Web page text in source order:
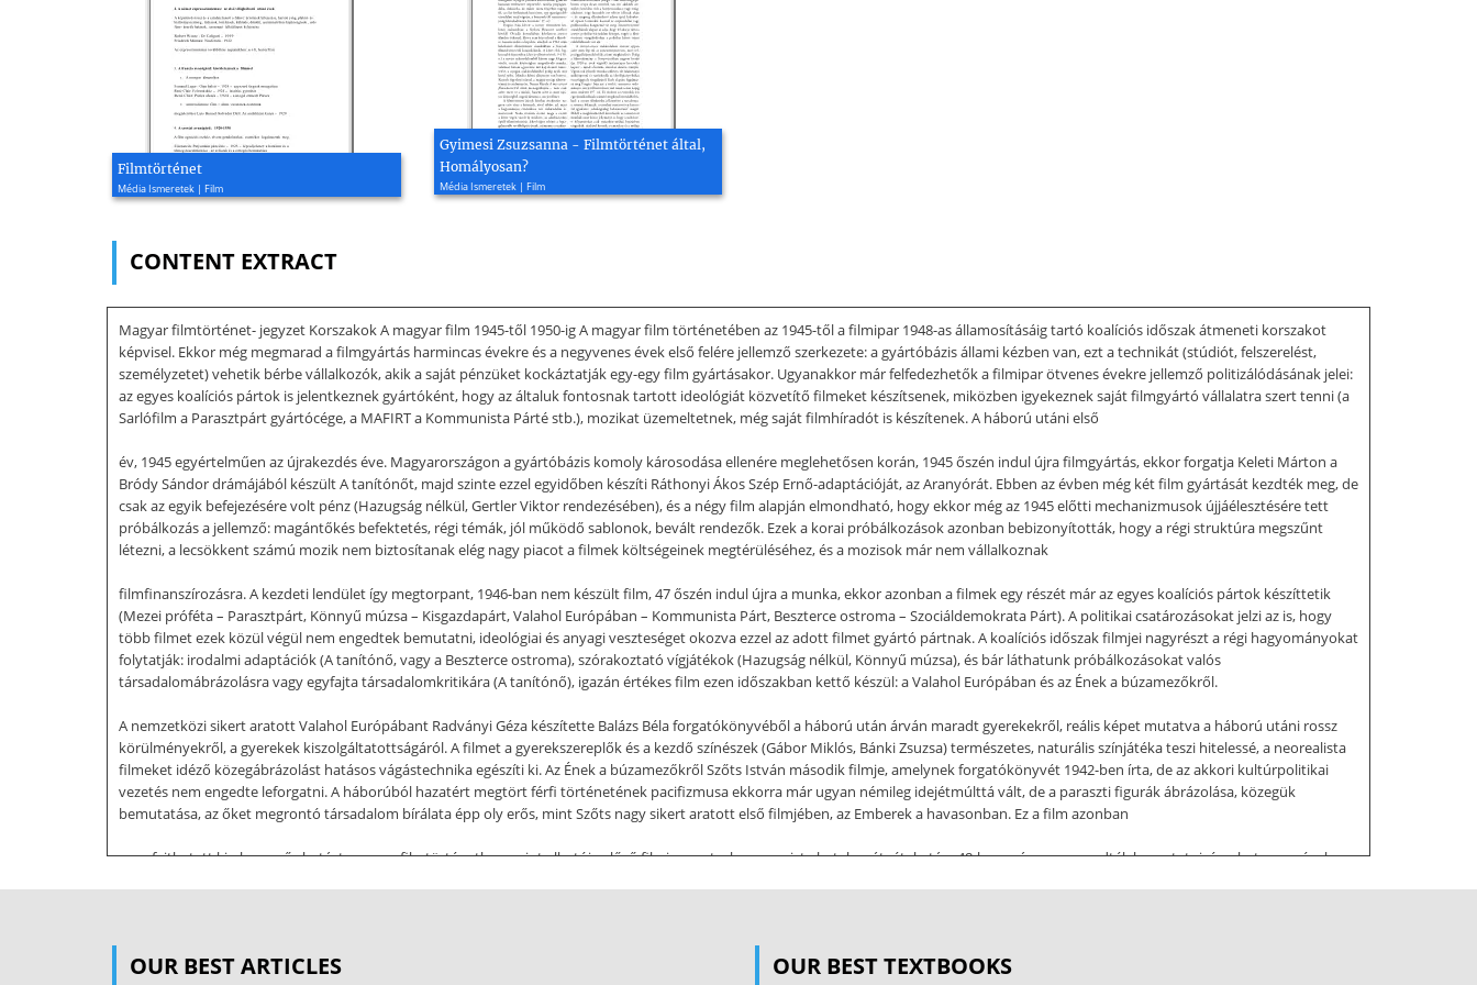
Filmtörténet
Média Ismeretek | Film
Gyimesi Zsuzsanna - Filmtörténet által,
Homályosan?
Média Ismeretek | Film
CONTENT EXTRACT
Magyar filmtörténet- jegyzet Korszakok A magyar film 1945-től 1950-ig A magyar film történetében az 1945-től a filmipar 1948-as államosításáig tartó koalíciós időszak átmeneti korszakot
képvisel. Ekkor még megmarad a filmgyártás harmincas évekre és a negyvenes évek első felére jellemző szerkezete: a gyártóbázis állami kézben van, ezt a technikát (stúdiót, felszerelést,
személyzetet) vehetik bérbe vállalkozók, akik a saját pénzüket kockáztatják egy-egy film gyártásakor. Ugyanakkor már felfedezhetők a filmipar ötvenes évekre jellemző politizálódásának jelei:
az egyes koalíciós pártok is jelentkeznek gyártóként, hogy az általuk fontosnak tartott ideológiát közvetítő filmeket készítsenek, miközben igyekeznek saját filmgyártó vállalatra szert tenni (a
Sarlófilm a Parasztpárt gyártócége, a MAFIRT a Kommunista Párté stb.), mozikat üzemeltetnek, még saját filmhíradót is készítenek. A háború utáni első
év, 1945 egyértelműen az újrakezdés éve. Magyarországon a gyártóbázis komoly károsodása ellenére meglehetősen korán, 1945 őszén indul újra filmgyártás, ekkor forgatja Keleti Márton a
Bródy Sándor drámájából készült A tanítónőt, majd szinte ezzel egyidőben készíti Ráthonyi Ákos Szép Ernő-adaptációját, az Aranyórát. Ebben az évben még két film gyártását kezdték meg, de
csak az egyik befejezésére volt pénz (Hazugság nélkül, Gertler Viktor rendezésében), és a négy film alapján elmondható, hogy ekkor még az 1945 előtti mechanizmusok újjáélesztésére tett
próbálkozás a jellemző: magántőkés befektetés, régi témák, jól működő sablonok, bevált rendezők. Ezek a korai próbálkozások azonban bebizonyították, hogy a régi struktúra megszűnt
létezni, a lecsökkent számú mozik nem biztosítanak elég nagy piacot a filmek költségeinek megtérüléséhez, és a mozisok már nem vállalkoznak
filmfinanszírozásra. A kezdeti lendület így megtorpant, 1946-ban nem készült film, 47 őszén indul újra a munka, ekkor azonban a filmek egy részét már az egyes koalíciós pártok készíttetik
(Mezei próféta – Parasztpárt, Könnyű múzsa – Kisgazdapárt, Valahol Európában – Kommunista Párt, Beszterce ostroma – Szociáldemokrata Párt). A politikai csatározásokat jelzi az is, hogy
több filmet ezek közül végül nem engedtek bemutatni, ideológiai és anyagi veszteséget okozva ezzel az adott filmet gyártó pártnak. A koalíciós időszak filmjei nagyrészt a régi hagyományokat
folytatják: irodalmi adaptációk (A tanítónő, vagy a Beszterce ostroma), szórakoztató vígjátékok (Hazugság nélkül, Könnyű múzsa), és bár láthatunk próbálkozásokat valós
társadalomábrázolásra vagy egyfajta társadalomkritikára (A tanítónő), igazán értékes film ezen időszakban kettő készül: a Valahol Európában és az Ének a búzamezőkről.
A nemzetközi sikert aratott Valahol Európábant Radványi Géza készítette Balázs Béla forgatókönyvéből a háború után árván maradt gyerekekről, reális képet mutatva a háború utáni rossz
körülményekről, a gyerekek kiszolgáltatottságáról. A filmet a gyerekszereplők és a kezdő színészek (Gábor Miklós, Bánki Zsuzsa) természetes, naturális színjátéka teszi hitelessé, a neorealista
filmeket idéző közegábrázolást hatásos vágástechnika egészíti ki. Az Ének a búzamezőkről Szőts István második filmje, amelynek forgatókönyvét 1942-ben írta, de az akkori kultúrpolitikai
vezetés nem engedte leforgatni. A háborúból hazatért megtört férfi történetének pacifizmusa ekkorra már ugyan némileg idejétmúlttá vált, de a paraszti figurák ábrázolása, közegük
bemutatása, az őket megrontó társadalom bírálata épp oly erős, mint Szőts nagy sikert aratott első filmjében, az Emberek a havasonban. Ez a film azonban
nem fejthetett ki olyan erős hatást magyar filmtörténetben, mint alkotója előző filmje, mert a kommunista hatalomátvétel után, 48-ban már nem engedték bemutatni, és a hetvenes évek
ideológiai üzenet közvetítését azáltal látták garantálva, hogy a forgatókönyveket többször átíratva „tökéletesre csiszolták”. Az államosítás azonban pozitív változást is
OUR BEST ARTICLES OUR BEST TEXTBOOKS